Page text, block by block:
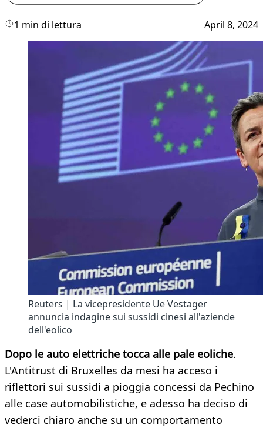
1 min di lettura April 8, 2024
Reuters | La vicepresidente Ue Vestager
annuncia indagine sui sussidi cinesi all'aziende
dell'eolico
Dopo le auto elettriche tocca alle pale eoliche.
L'Antitrust di Bruxelles da mesi ha acceso i
riflettori sui sussidi a pioggia concessi da Pechino
alle case automobilistiche, e adesso ha deciso di
vederci chiaro anche su un comportamento